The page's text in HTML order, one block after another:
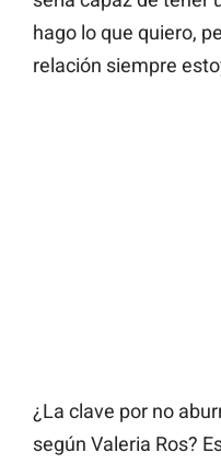
hago lo que quiero,
relación siempre
¿La clave por no
según Valeria Ros?